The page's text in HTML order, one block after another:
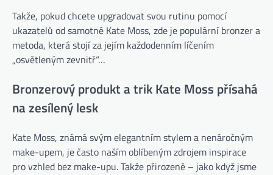
Takže, pokud chcete upgradovat svou rutinu pomocí
ukazatelů od samotné Kate Moss, zde je populární bronzer a
metoda, která stojí za jejím každodenním líčením
„osvětleným zevnitř“…
Bronzerový produkt a trik Kate Moss přísahá
na zesílený lesk
Kate Moss, známá svým elegantním stylem a nenáročným
make-upem, je často naším oblíbeným zdrojem inspirace
pro vzhled bez make-upu. Takže přirozeně – jako když jsme